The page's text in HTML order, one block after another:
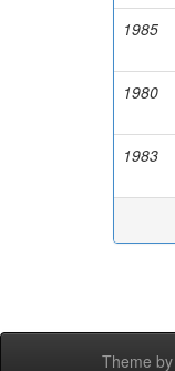
1985
1980
1983
Theme by